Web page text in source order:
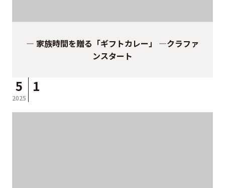
― 家族時間を贈る「ギフトカレー」 ―クラファ
ンスタート
5
2025
1